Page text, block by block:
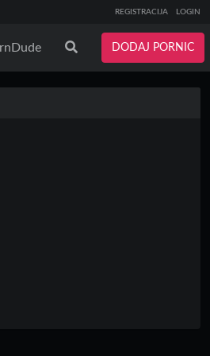
REGISTRACIJA LOGIN
DODAJ PORNIC